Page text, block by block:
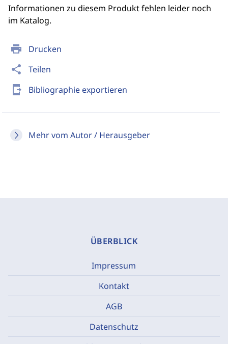
print Drucken
share Teilen
send_to_mobile Bibliographie exportieren
Mehr vom Autor / Herausgeber
Informationen zu diesem Produkt fehlen leider noch
im Katalog.
ÜBERBLICK
Impressum
Kontakt
AGB
Datenschutz